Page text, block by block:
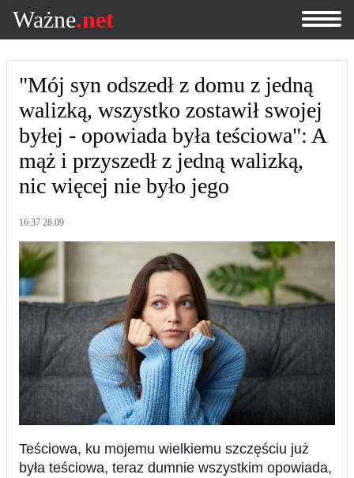
Ważne.net
"Mój syn odszedł z domu z jedną
walizką, wszystko zostawił swojej
byłej - opowiada była teściowa": A
mąż i przyszedł z jedną walizką,
nic więcej nie było jego
16:37 28.09
Teściowa, ku mojemu wielkiemu szczęściu już
była teściowa, teraz dumnie wszystkim opowiada,